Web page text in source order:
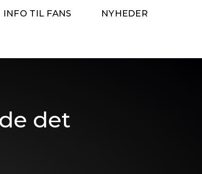
INFO TIL FANS NYHEDER
det